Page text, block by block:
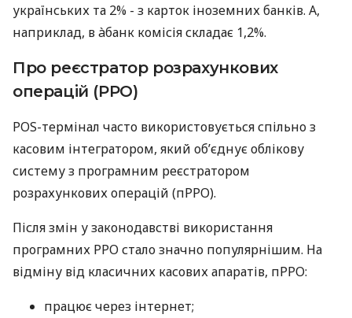
українських та 2% - з карток іноземних банків. А,
наприклад, в àбанк комісія складає 1,2%.
Про реєстратор розрахункових
операцій (РРО)
POS-термінал часто використовується спільно з
касовим інтегратором, який об’єднує облікову
систему з програмним реєстратором
розрахункових операцій (пРРО).
Після змін у законодавстві використання
програмних РРО стало значно популярнішим. На
відміну від класичних касових апаратів, пРРО:
працює через інтернет;